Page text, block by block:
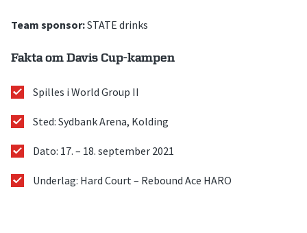
Team sponsor:STATE drinks
Fakta om Davis Cup-kampen
Spilles i World Group II
Sted: Sydbank Arena, Kolding
Dato: 17. – 18. september 2021
Underlag: Hard Court – Rebound Ace HARO